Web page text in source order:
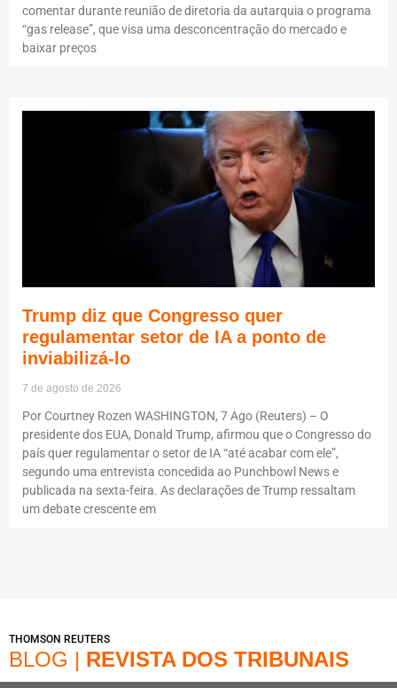
comentar durante reunião de diretoria da autarquia o programa
“gas release”, que visa uma desconcentração do mercado e
baixar preços
Trump diz que Congresso quer
regulamentar setor de IA a ponto de
inviabilizá-lo
7 de agosto de 2026
Por Courtney Rozen WASHINGTON, 7 Ago (Reuters) – O
presidente dos EUA, Donald Trump, afirmou que o Congresso do
país quer regulamentar o setor de IA “até acabar com ele”,
segundo uma entrevista concedida ao Punchbowl News e
publicada na sexta-feira. As declarações de Trump ressaltam
um debate crescente em
THOMSON REUTERS
BLOG | REVISTA DOS TRIBUNAIS